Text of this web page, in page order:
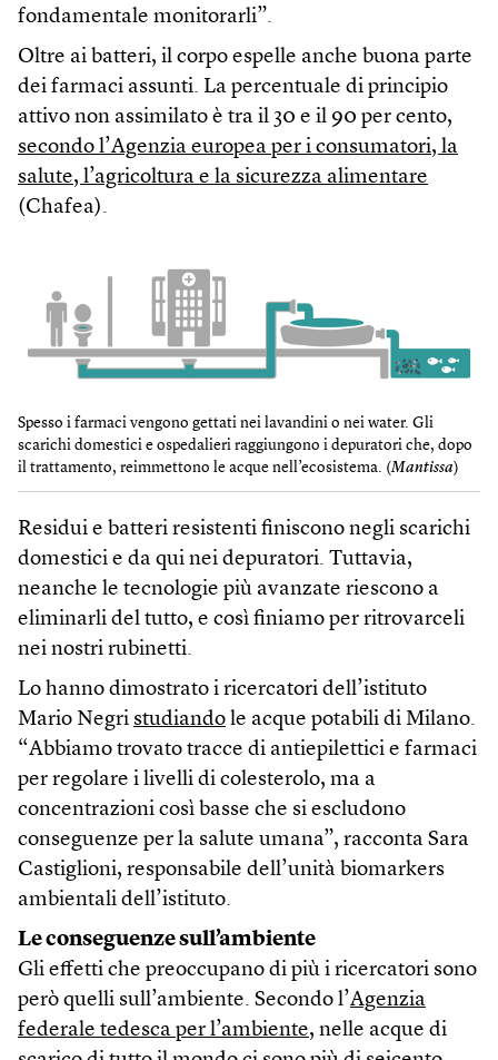
fondamentale monitorarli”.
Oltre ai batteri, il corpo espelle anche buona parte
dei farmaci assunti. La percentuale di principio
attivo non assimilato è tra il 30 e il 90 per cento,
secondo l’Agenzia europea per i consumatori, la
salute, l’agricoltura e la sicurezza alimentare
(Chafea).
Spesso i farmaci vengono gettati nei lavandini o nei water. Gli
scarichi domestici e ospedalieri raggiungono i depuratori che, dopo
il trattamento, reimmettono le acque nell’ecosistema. (Mantissa)
Residui e batteri resistenti finiscono negli scarichi
domestici e da qui nei depuratori. Tuttavia,
neanche le tecnologie più avanzate riescono a
eliminarli del tutto, e così finiamo per ritrovarceli
nei nostri rubinetti.
Lo hanno dimostrato i ricercatori dell’istituto
Mario Negri studiando le acque potabili di Milano.
“Abbiamo trovato tracce di antiepilettici e farmaci
per regolare i livelli di colesterolo, ma a
concentrazioni così basse che si escludono
conseguenze per la salute umana”, racconta Sara
Castiglioni, responsabile dell’unità biomarkers
ambientali dell’istituto.
Le conseguenze sull’ambiente
Gli effetti che preoccupano di più i ricercatori sono
però quelli sull’ambiente. Secondo l’Agenzia
federale tedesca per l’ambiente, nelle acque di